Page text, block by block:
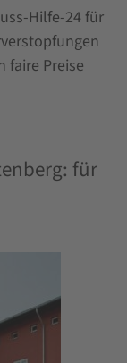
Hilfe-24 für
faire Preise
für